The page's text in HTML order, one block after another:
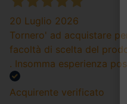
20 Luglio 2026
Tornero' ad acquistare
facoltà di scelta del
. Insomma esperienza
Acquirente verificato